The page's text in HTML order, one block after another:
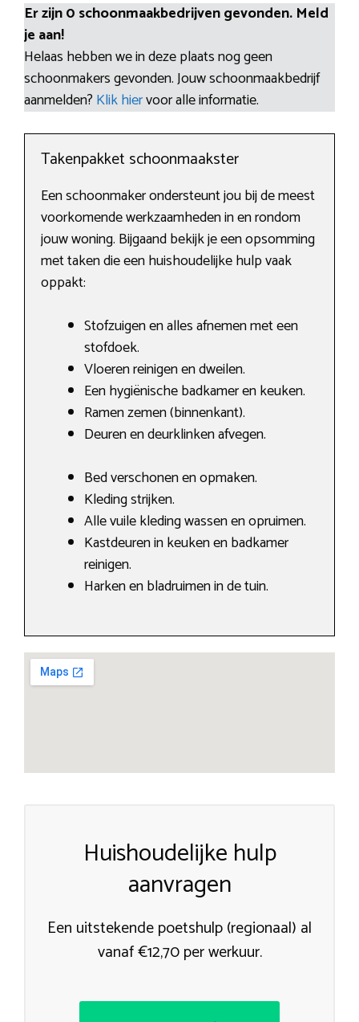
Er zijn 0 schoonmaakbedrijven gevonden. Meld
je aan!
Helaas hebben we in deze plaats nog geen
schoonmakers gevonden. Jouw schoonmaakbedrijf
aanmelden? Klik hiervoor alle informatie.
Takenpakket schoonmaakster
Een schoonmaker ondersteunt jou bij de meest
voorkomende werkzaamheden in en rondom
jouw woning. Bijgaand bekijk je een opsomming
met taken die een huishoudelijke hulp vaak
oppakt:
Stofzuigen en alles afnemen met een
stofdoek.
Vloeren reinigen en dweilen.
Een hygiënische badkamer en keuken.
Ramen zemen (binnenkant).
Deuren en deurklinken afvegen.
Bed verschonen en opmaken.
Kleding strijken.
Alle vuile kleding wassen en opruimen.
Kastdeuren in keuken en badkamer
reinigen.
Harken en bladruimen in de tuin.
Huishoudelijke hulp
aanvragen
Een uitstekende poetshulp (regionaal) al
vanaf €12,70 per werkuur.